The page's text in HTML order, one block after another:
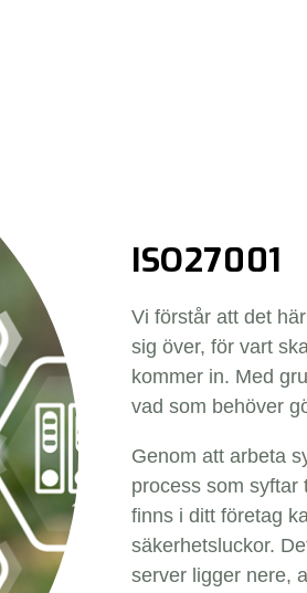
ISO27001
Vi förstår att det
sig över, för vart
kommer in. Med
vad som behöver
Genom att arbeta
process som syftar
finns i ditt företag
säkerhetsluckor.
server ligger nere,